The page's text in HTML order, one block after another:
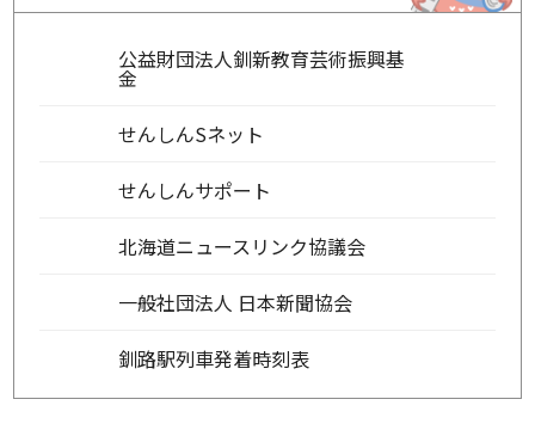
公益財団法人釧新教育芸術振興基
金
せんしんSネット
せんしんサポート
北海道ニュースリンク協議会
一般社団法人 日本新聞協会
釧路駅列車発着時刻表